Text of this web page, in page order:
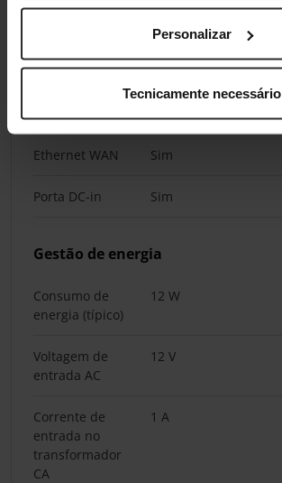
Personalizar
Tecnicamente necessário
Quantidade de
portas Ethernet
1
Ethernet WAN Sim
Porta DC-in Sim
Gestão de energia
Consumo de
energia (típico)
12 W
Voltagem de
entrada AC
12 V
Corrente de
entrada no
transformador
CA
1 A